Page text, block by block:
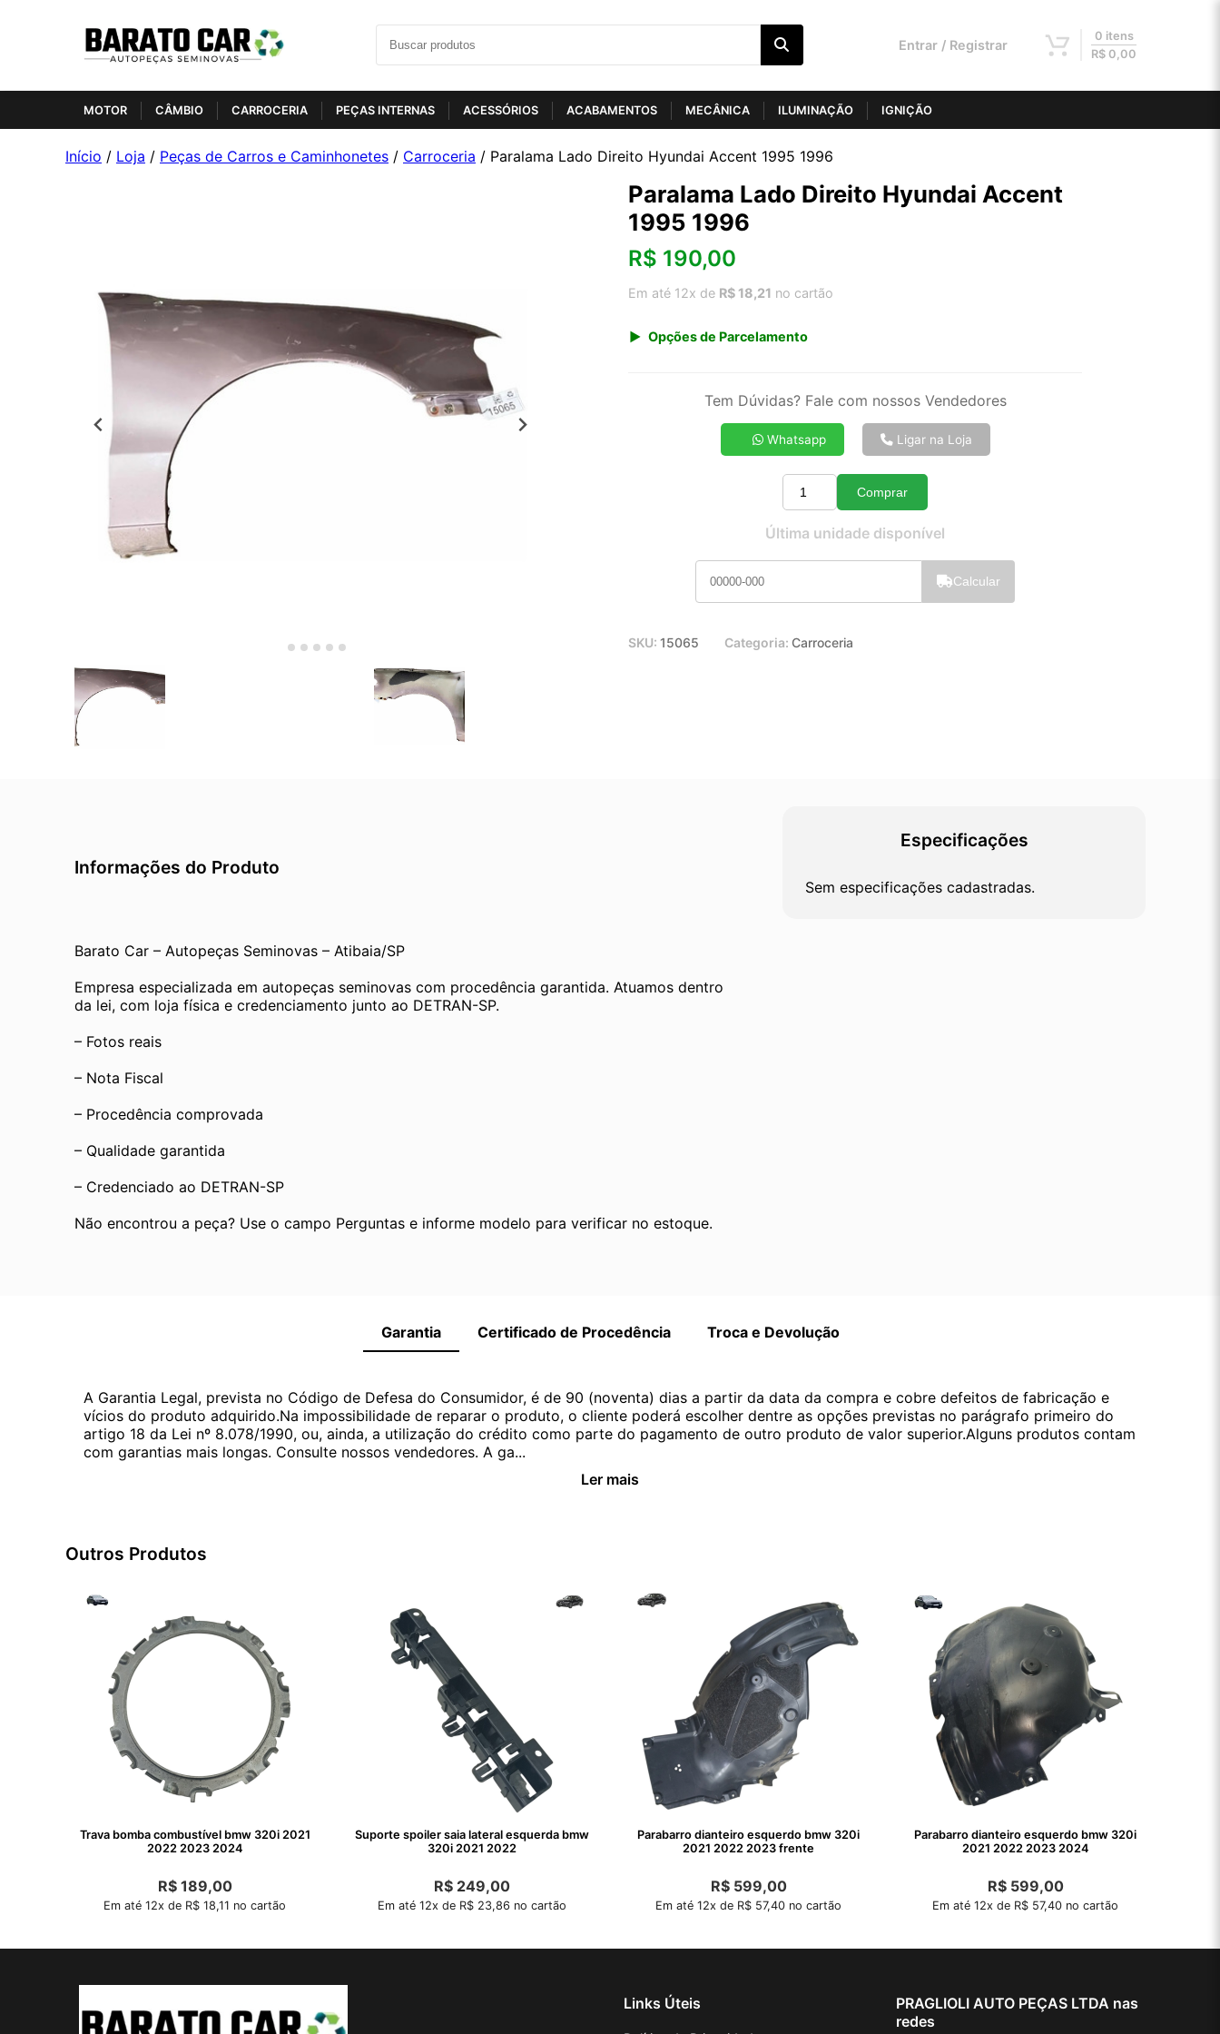
Entrar / Registrar
0 itens
R$ 0,00
MOTOR CÂMBIO CARROCERIA PEÇAS INTERNAS ACESSÓRIOS ACABAMENTOS MECÂNICA ILUMINAÇÃO IGNIÇÃO
Início / Loja / Peças de Carros e Caminhonetes / Carroceria / Paralama Lado Direito Hyundai Accent 1995 1996
Paralama Lado Direito Hyundai Accent
1995 1996
R$ 190,00
Em até 12x de R$ 18,21 no cartão
Opções de Parcelamento
8x de R$ 26,55
10x de R$ 21,53
12x de R$ 18,21
Tem Dúvidas? Fale com nossos Vendedores
Whatsapp Ligar na Loja
Quantidade
Comprar
Última unidade disponível
Calcular
SKU: 15065 Categoria: Carroceria
Informações do Produto
Barato Car – Autopeças Seminovas – Atibaia/SP
Empresa especializada em autopeças seminovas com procedência garantida. Atuamos dentro
da lei, com loja física e credenciamento junto ao DETRAN-SP.
– Fotos reais
– Nota Fiscal
– Procedência comprovada
– Qualidade garantida
– Credenciado ao DETRAN-SP
Não encontrou a peça? Use o campo Perguntas e informe modelo para verificar no estoque.
Especificações
Sem especificações cadastradas.
Garantia Certificado de Procedência Troca e Devolução
A Garantia Legal, prevista no Código de Defesa do Consumidor, é de 90 (noventa) dias a partir da data da compra e cobre defeitos de fabricação e
vícios do produto adquirido.Na impossibilidade de reparar o produto, o cliente poderá escolher dentre as opções previstas no parágrafo primeiro do
artigo 18 da Lei nº 8.078/1990, ou, ainda, a utilização do crédito como parte do pagamento de outro produto de valor superior.Alguns produtos contam
com garantias mais longas. Consulte nossos vendedores. A ga...
Ler mais
Outros Produtos
Trava bomba combustível bmw 320i 2021
2022 2023 2024
R$189,00
Em até 12x de R$ 18,11 no cartão
Suporte spoiler saia lateral esquerda bmw
320i 2021 2022
R$249,00
Em até 12x de R$ 23,86 no cartão
Parabarro dianteiro esquerdo bmw 320i
2021 2022 2023 frente
R$599,00
Em até 12x de R$ 57,40 no cartão
Parabarro dianteiro esquerdo bmw 320i
2021 2022 2023 2024
R$599,00
Em até 12x de R$ 57,40 no cartão
Links Úteis
PRAGLIOLI AUTO PEÇAS LTDA nas
redes